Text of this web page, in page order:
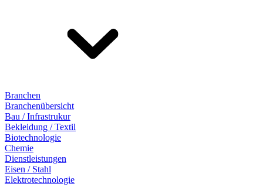
Branchen
Branchenübersicht
Bau / Infrastrukur
Bekleidung / Textil
Biotechnologie
Chemie
Dienstleistungen
Eisen / Stahl
Elektrotechnologie